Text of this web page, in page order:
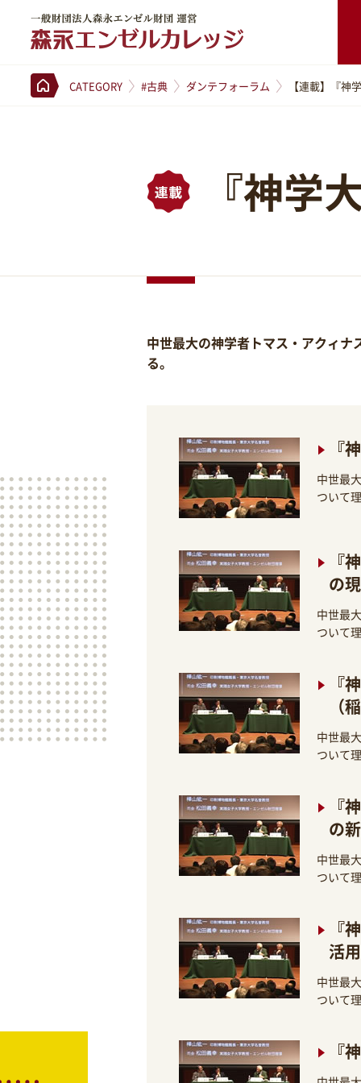
CATEGORY #古典 ダンテフォーラム 【連載】『神
『神学
中世最大の神学者トマス・アクィ
る。
『
中世最
ついて
『
の
中世最
ついて
『
（
中世最
ついて
『
の
中世最
ついて
『
活
中世最
ついて
『